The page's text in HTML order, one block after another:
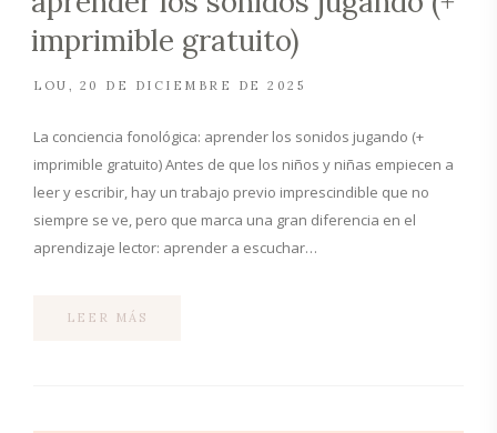
imprimible gratuito)
LOU 20 DE DICIEMBRE DE 2025
La conciencia fonológica: aprender los sonidos jugando (+
imprimible gratuito) Antes de que los niños y niñas empiecen a
leer y escribir, hay un trabajo previo imprescindible que no
siempre se ve, pero que marca una gran diferencia en el
aprendizaje lector: aprender a escuchar…
LEER MÁS